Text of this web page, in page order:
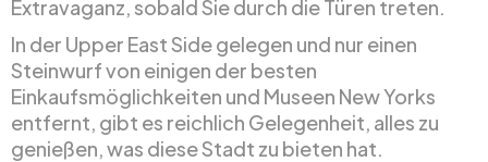
Extravaganz, sobald Sie durch die Türen treten.
In der Upper East Side gelegen und nur einen
Steinwurf von einigen der besten
Einkaufsmöglichkeiten und Museen New Yorks
entfernt, gibt es reichlich Gelegenheit, alles zu
genießen, was diese Stadt zu bieten hat.